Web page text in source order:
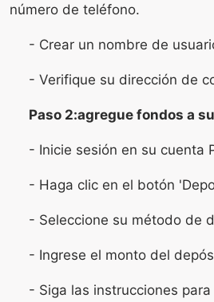
número de teléfono.
- Crear un nombre de
- Verifique su dirección de
Paso 2:agregue fondos a
- Inicie sesión en su cuenta
- Haga clic en el botón
- Seleccione su método de
- Ingrese el monto del
- Siga las instrucciones